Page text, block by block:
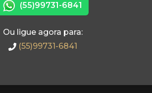
(55)99731-6841
Ou ligue agora para:
(55)99731-6841